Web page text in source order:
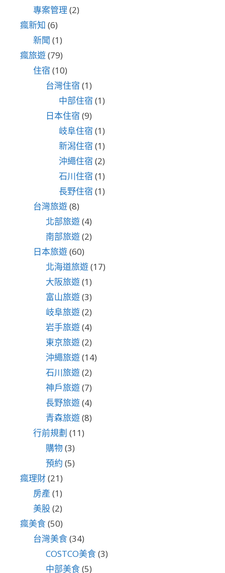
專案管理 (2)
瘋新知 (6)
新聞 (1)
瘋旅遊(79)
住宿 (10)
台灣住宿 (1)
中部住宿 (1)
日本住宿 (9)
岐阜住宿 (1)
新潟住宿 (1)
沖繩住宿 (2)
石川住宿 (1)
長野住宿 (1)
台灣旅遊(8)
北部旅遊(4)
南部旅遊(2)
日本旅遊(60)
北海道旅遊(17)
大阪旅遊(1)
富山旅遊(3)
岐阜旅遊(2)
岩手旅遊(4)
東京旅遊(2)
沖繩旅遊(14)
石川旅遊(2)
神戶旅遊(7)
長野旅遊(4)
青森旅遊(8)
行前規劃 (11)
購物(3)
預約 (5)
瘋理財(21)
房產 (1)
美股(2)
瘋美食(50)
台灣美食(34)
COSTCO美食(3)
中部美食(5)